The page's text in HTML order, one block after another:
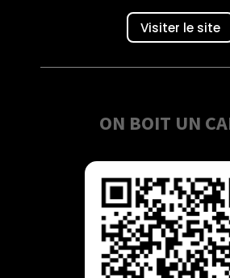
Visiter le site
ON BOIT UN